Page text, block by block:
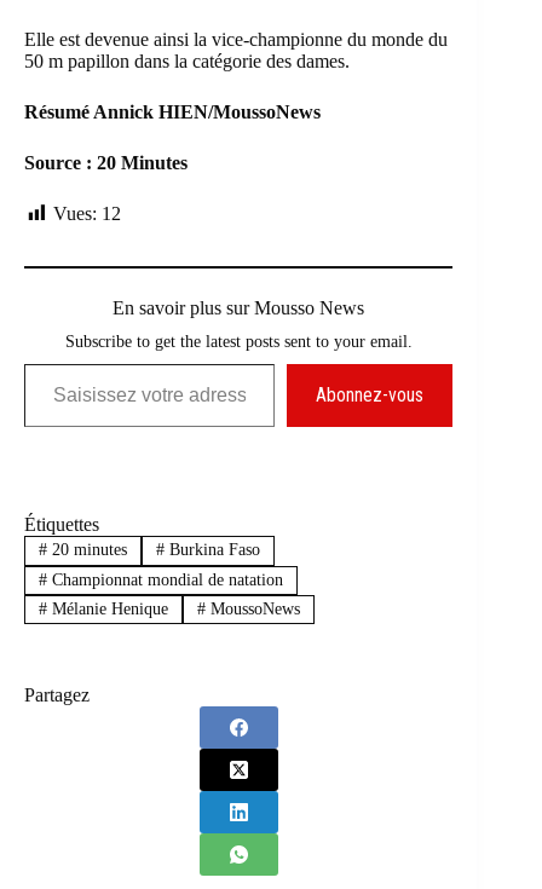
Elle est devenue ainsi la vice-championne du monde du
50 m papillon dans la catégorie des dames.
Résumé Annick HIEN/MoussoNews
Source : 20 Minutes
Vues: 12
En savoir plus sur Mousso News
Subscribe to get the latest posts sent to your email.
Saisissez votre adresse e-mail…
Abonnez-vous
Étiquettes
#20 minutes #Burkina Faso
#Championnat mondial de natation
#Mélanie Henique #MoussoNews
Partagez